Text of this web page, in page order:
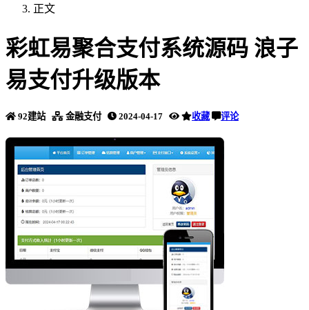
正文
彩虹易聚合支付系统源码 浪子
易支付升级版本
92建站 金融支付 2024-04-17 收藏 评论